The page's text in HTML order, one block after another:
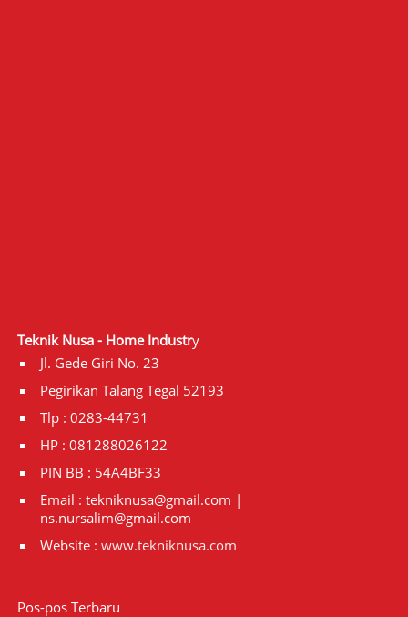
Teknik Nusa - Home Industry
Jl. Gede Giri No. 23
Pegirikan Talang Tegal 52193
Tlp : 0283-44731
HP : 081288026122
PIN BB : 54A4BF33
Email : tekniknusa@gmail.com |
ns.nursalim@gmail.com
Website : www.tekniknusa.com
Pos-pos Terbaru